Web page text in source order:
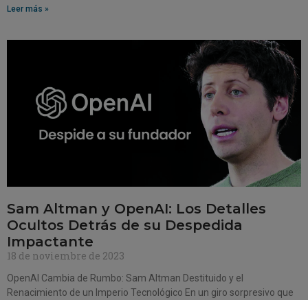
Leer más »
Sam Altman y OpenAI: Los Detalles
Ocultos Detrás de su Despedida
Impactante
18 de noviembre de 2023
OpenAI Cambia de Rumbo: Sam Altman Destituido y el
Renacimiento de un Imperio Tecnológico En un giro sorpresivo que